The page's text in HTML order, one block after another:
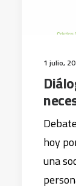
1 julio,
hoy
una